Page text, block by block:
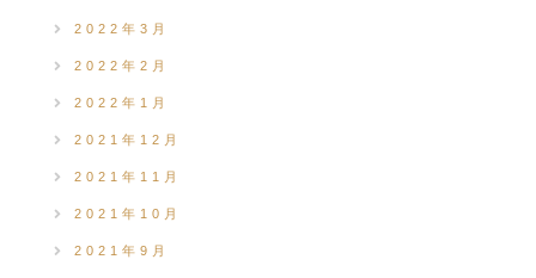
2022年3月
2022年2月
2022年1月
2021年12月
2021年11月
2021年10月
2021年9月